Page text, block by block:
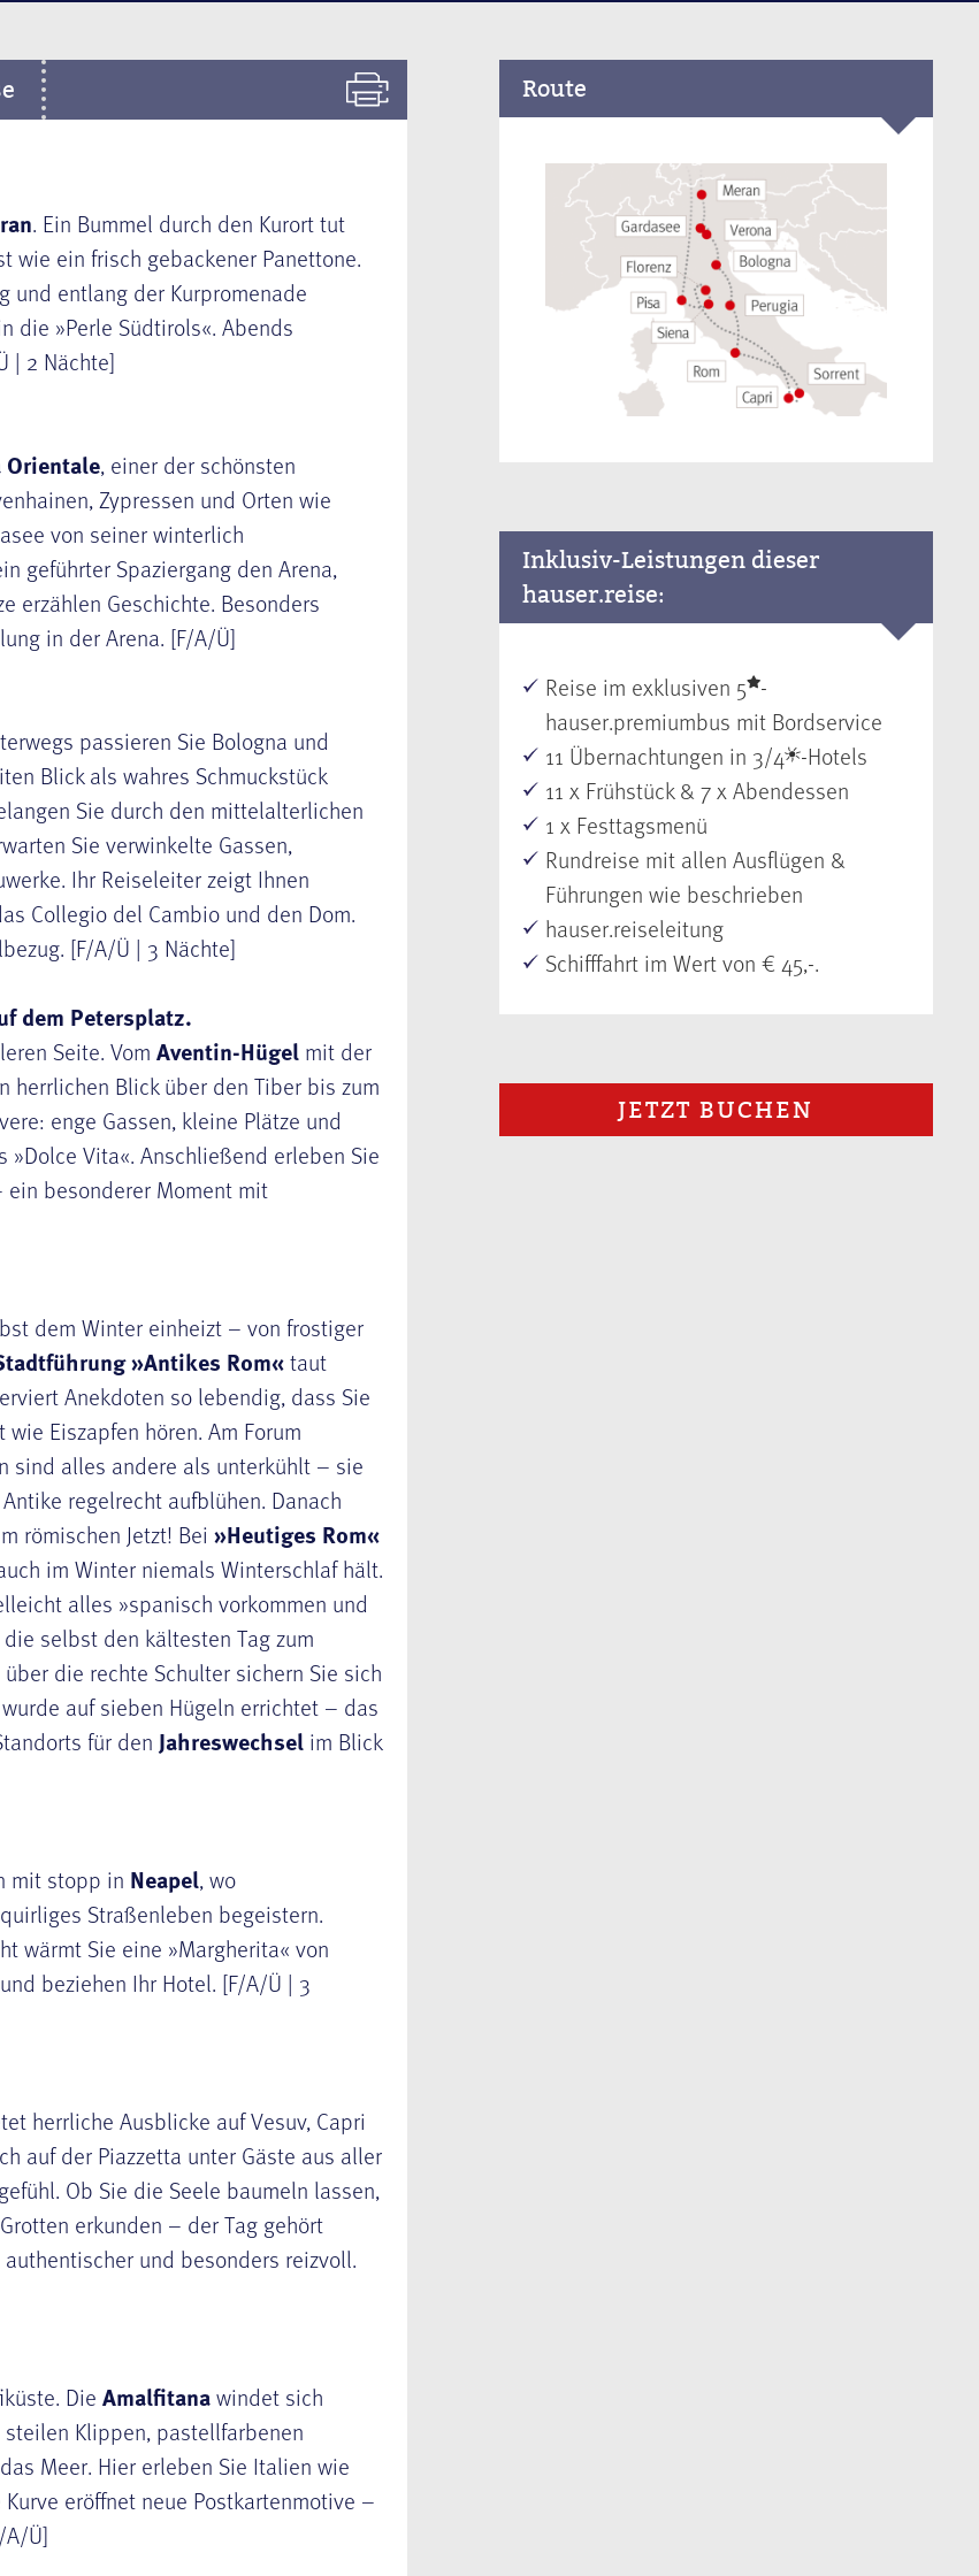
. Ein Bummel durch den Kurort tut
wie ein frisch gebackener Panettone.
und entlang der Kurpromenade
die »Perle Südtirols«. Abends
| 2 Nächte]
Orientale, einer der schönsten
Zypressen und Orten wie
von seiner winterlich
geführter Spaziergang den Arena,
erzählen Geschichte. Besonders
in der Arena. [F/A/Ü]
passieren Sie Bologna und
Blick als wahres Schmuckstück
Sie durch den mittelalterlichen
Sie verwinkelte Gassen,
Ihr Reiseleiter zeigt Ihnen
Collegio del Cambio und den Dom.
[F/A/Ü | 3 Nächte]
dem Petersplatz.
Seite. VomAventin-Hügel mit der
herrlichen Blick über den Tiber bis zum
enge Gassen, kleine Plätze und
Vita«. Anschließend erleben Sie
besonderer Moment mit
dem Winter einheizt – von frostiger
»Antikes Rom«taut
Anekdoten so lebendig, dass Sie
Eiszapfen hören. Am Forum
sind alles andere als unterkühlt – sie
regelrecht aufblühen. Danach
römischen Jetzt! Bei »Heutiges Rom«
im Winter niemals Winterschlaf hält.
alles »spanisch vorkommen und
selbst den kältesten Tag zum
die rechte Schulter sichern Sie sich
auf sieben Hügeln errichtet – das
für den Jahreswechsel im Blick
mit stopp in Neapel, wo
Straßenleben begeistern.
wärmt Sie eine »Margherita« von
und beziehen Ihr Hotel. [F/A/Ü | 3
herrliche Ausblicke auf Vesuv, Capri
auf der Piazzetta unter Gäste aus aller
Ob Sie die Seele baumeln lassen,
erkunden – der Tag gehört
und besonders reizvoll.
DieAmalfitanawindet sich
Klippen, pastellfarbenen
Meer. Hier erleben Sie Italien wie
eröffnet neue Postkartenmotive –
Ü]
Route
Inklusiv-Leistungen dieser
hauser.reise:
Reise im exklusiven 5 -
hauser.premiumbus mit Bordservice
11 Übernachtungen in 3/4 -Hotels
11 x Frühstück & 7 x Abendessen
1 x Festtagsmenü
Rundreise mit allen Ausflügen &
Führungen wie beschrieben
hauser.reiseleitung
Schifffahrt im Wert von € 45,-.
JETZT BUCHEN